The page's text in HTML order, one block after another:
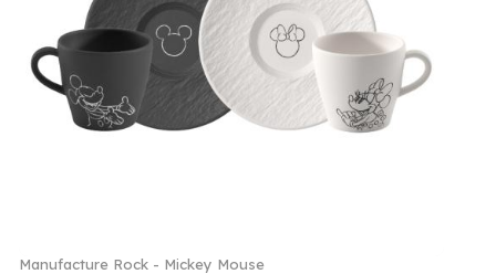
Manufacture Rock - Mickey Mouse